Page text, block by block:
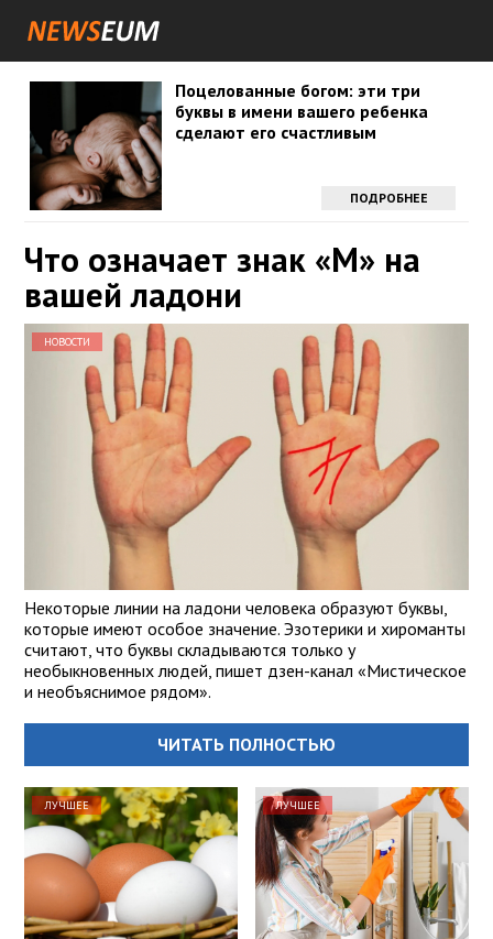
Поцелованные богом: эти три
буквы в имени вашего ребенка
сделают его счастливым
ПОДРОБНЕЕ
Что означает знак «М» на
вашей ладони
НОВОСТИ
Некоторые линии на ладони человека образуют буквы,
которые имеют особое значение. Эзотерики и хироманты
считают, что буквы складываются только у
необыкновенных людей, пишет дзен-канал «Мистическое
и необъяснимое рядом».
ЧИТАТЬ ПОЛНОСТЬЮ
ЛУЧШЕЕ ЛУЧШЕЕ